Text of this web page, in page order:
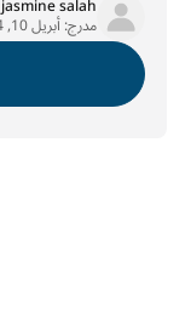
jasmine salah
مدرج:أبريل 10, 2024